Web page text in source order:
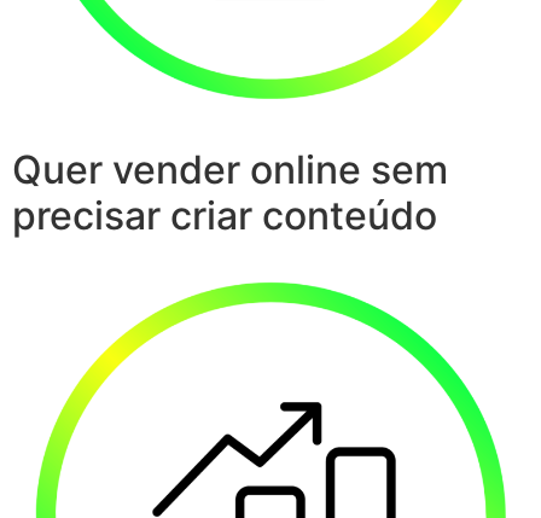
Quer vender online sem
precisar criar conteúdo